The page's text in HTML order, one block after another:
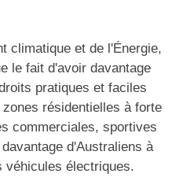
climatique et de l'Énergie,
le fait d'avoir davantage
pratiques et faciles
résidentielles à forte
commerciales, sportives
d'Australiens à
véhicules électriques.